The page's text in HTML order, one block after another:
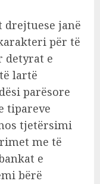
drejtuese janë
për të
detyrat e
lartë
parësore
tipareve
tjetërsimi
me të
e
bërë